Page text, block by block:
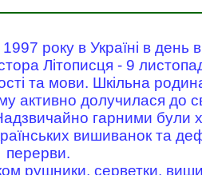
року в Україні в день
Літописця - 9
та мови. Шкільна
активно долучилася до
гарними були
вишиванок та
перерви.
рушники, серветки,